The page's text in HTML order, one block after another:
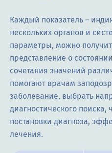
Каждый показатель –
нескольких органов и
параметры, можно
представление о
сочетания значений
помогают врачам
заболевание, выбрать
диагностического поиска,
постановки диагноза,
лечения.